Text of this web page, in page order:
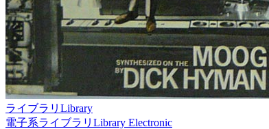
ライブラリ Library
電子系ライブラリ Library Electronic